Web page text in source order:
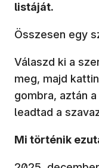
listáját.
Összesen egy
Válaszd ki a
meg, majd
gombra, aztán
leadtad a
Mi történik